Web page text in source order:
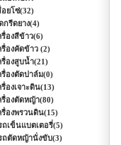
อยโซ่(32)
กรีดยาง(4)
รื่องสีข้าว(6)
รื่องคัดข้าว (2)
รื่องสูบน้ำ(21)
รื่องตัดปาล์ม(0)
รื่องเจาะดิน(13)
รื่องตัดหญ้า(80)
รื่องพรวนดิน(15)
ถเข็นแบตเตอรี่(5)
ถตัดหญ้านั่งขับ(3)